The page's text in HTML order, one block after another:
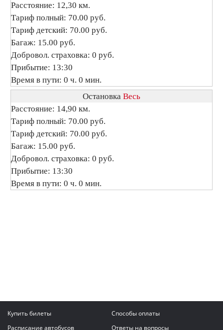
Расстояние: 12,30 км.
Тариф полный: 70.00 руб.
Тариф детский: 70.00 руб.
Багаж: 15.00 руб.
Добровол. страховка: 0 руб.
Прибытие: 13:30
Время в пути: 0 ч. 0 мин.
Остановка Весь
Расстояние: 14,90 км.
Тариф полный: 70.00 руб.
Тариф детский: 70.00 руб.
Багаж: 15.00 руб.
Добровол. страховка: 0 руб.
Прибытие: 13:30
Время в пути: 0 ч. 0 мин.
Купить билеты
Способы оплаты
Расписание автобусов
Ответы на вопросы